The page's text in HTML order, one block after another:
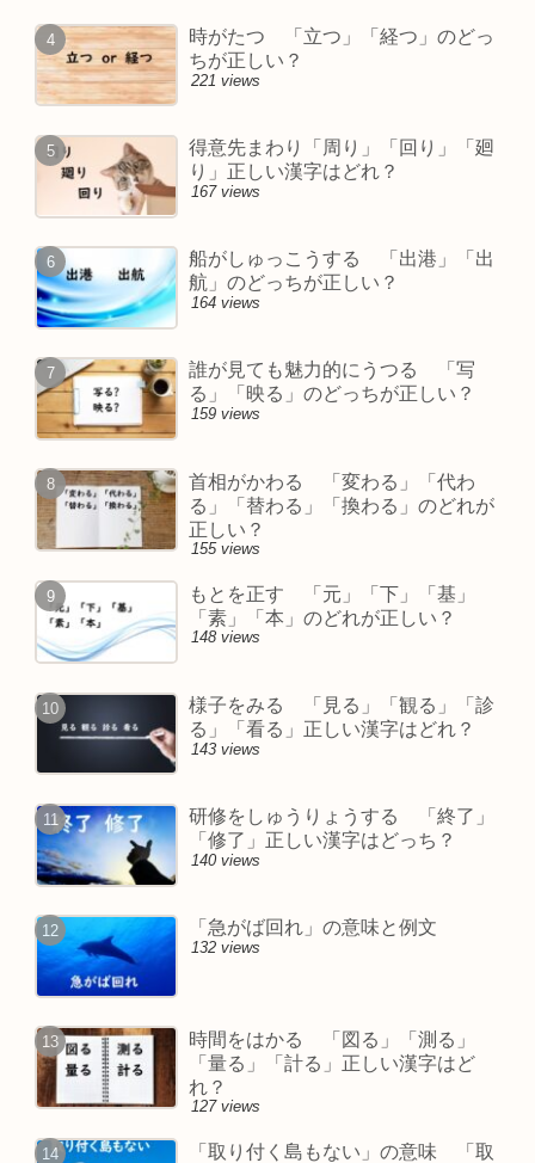
時がたつ 「立つ」「経つ」のどっ
ちが正しい？
221 views
得意先まわり「周り」「回り」「廻
り」正しい漢字はどれ？
167 views
船がしゅっこうする 「出港」「出
航」のどっちが正しい？
164 views
誰が見ても魅力的にうつる 「写
る」「映る」のどっちが正しい？
159 views
首相がかわる 「変わる」「代わ
る」「替わる」「換わる」のどれが
正しい？
155 views
もとを正す 「元」「下」「基」
「素」「本」のどれが正しい？
148 views
様子をみる 「見る」「観る」「診
る」「看る」正しい漢字はどれ？
143 views
研修をしゅうりょうする 「終了」
「修了」正しい漢字はどっち？
140 views
「急がば回れ」の意味と例文
132 views
時間をはかる 「図る」「測る」
「量る」「計る」正しい漢字はど
れ？
127 views
「取り付く島もない」の意味 「取